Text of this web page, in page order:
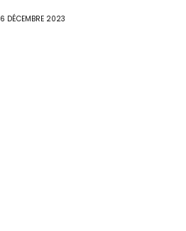
6 DÉCEMBRE 2023